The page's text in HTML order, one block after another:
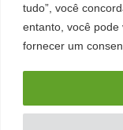
tudo”, você
entanto, você pode
fornecer um
POLÍTICA DE
Cookies